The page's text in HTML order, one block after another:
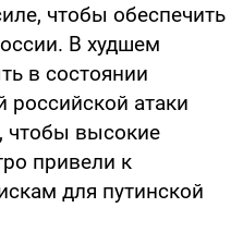
чтобы обеспечить
В худшем
в состоянии
российской атаки
чтобы высокие
привели к
для путинской